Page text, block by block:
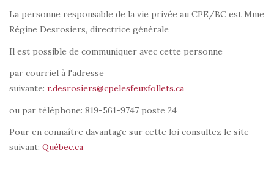
La personne responsable de la vie privée au CPE/BC est Mme
Régine Desrosiers, directrice générale
Il est possible de communiquer avec cette personne
par courriel à l'adresse
suivante: r.desrosiers@cpelesfeuxfollets.ca
ou par téléphone: 819-561-9747 poste 24
Pour en connaître davantage sur cette loi consultez le site
suivant: Québec.ca